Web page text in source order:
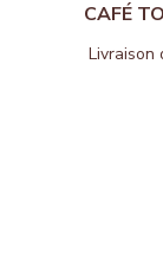
CAFÉ
Livraison